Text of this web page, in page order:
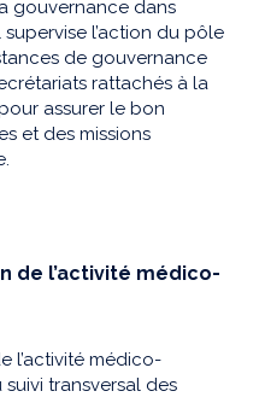
gouvernance dans
supervise l’action du pôle
de gouvernance
rattachés à la
assurer le bon
et des missions
de l’activité médico-
l’activité médico-
transversal des